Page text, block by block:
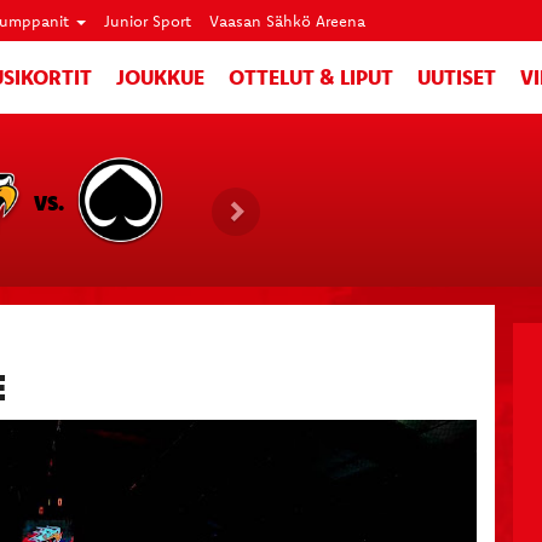
Junior Sport Vaasan Sähkö Areena
JOUKKUE OTTELUT & LIPUT UUTISET
VS.